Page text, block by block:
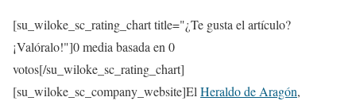
[su_wiloke_sc_rating_chart title="¿Te gusta el artículo?
¡Valóralo!"]0media basada en 0
votos[/su_wiloke_sc_rating_chart]
[su_wiloke_sc_company_website]El Heraldo de Aragón,